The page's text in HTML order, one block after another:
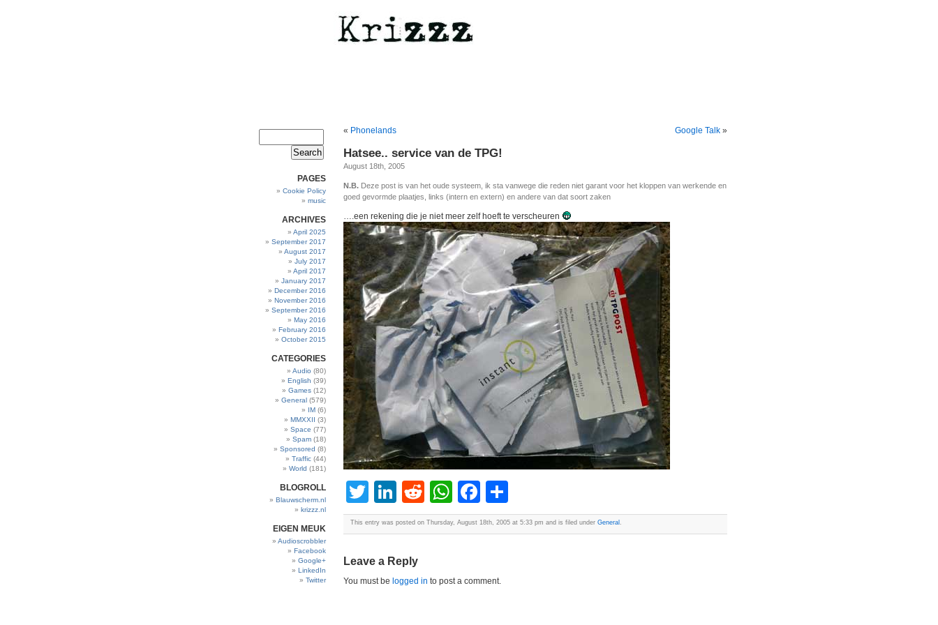
PAGES
Cookie Policy
music
ARCHIVES
April 2025
September 2017
August 2017
July 2017
April 2017
January 2017
December 2016
November 2016
September 2016
May 2016
February 2016
October 2015
CATEGORIES
Audio (80)
English (39)
Games (12)
General (579)
IM (6)
MMXXII (3)
Space (77)
Spam (18)
Sponsored (8)
Traffic (44)
World (181)
BLOGROLL
Blauwscherm.nl
krizzz.nl
EIGEN MEUK
Audioscrobbler
Facebook
Google+
LinkedIn
Twitter
« Phonelands Google Talk »
Hatsee.. service van de TPG!
August 18th, 2005
N.B. Deze post is van het oude systeem, ik sta vanwege die reden niet garant voor het kloppen van werkende en
goed gevormde plaatjes, links (intern en extern) en andere van dat soort zaken
….een rekening die je niet meer zelf hoeft te verscheuren
Twitter
LinkedIn
RedditWhatsApp
Facebook
This entry was posted on Thursday, August 18th, 2005 at 5:33 pm and is filed under General .
Leave a Reply
You must be logged in to post a comment.